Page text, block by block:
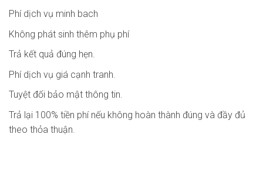
Phí dịch vụ minh bach
Không phát sinh thêm phụ phí
Trả kết quả đúng hẹn.
Phí dịch vụ giá cạnh tranh.
Tuyệt đối bảo mật thông tin.
Trả lại 100% tiền phí nếu không hoàn thành đúng và đầy đủ
theo thỏa thuận.